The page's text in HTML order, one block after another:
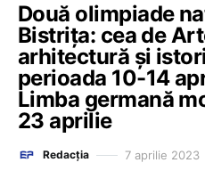
Două olimpiade
Bistrița: cea de
arhitectură şi
perioada 10-14
Limba germană
23 aprilie
Redacția 7 aprilie 2023